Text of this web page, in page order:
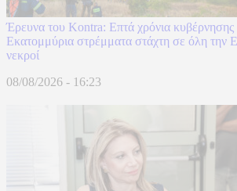
Έρευνα του Kontra: Επτά χρόνια
Εκατομμύρια στρέμματα στάχτη σε όλη την
νεκροί
08/08/2026 - 16:23